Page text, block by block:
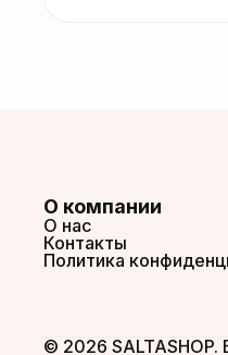
О компании
О нас
Контакты
Политика
© 2026